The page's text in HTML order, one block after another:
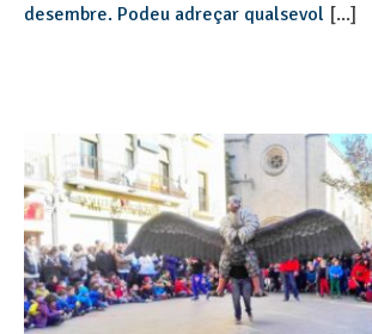
desembre. Podeu adreçar qualsevol [...]